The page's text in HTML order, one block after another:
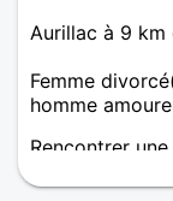
Aurillac à 9 km
Femme
homme
Rencontrer